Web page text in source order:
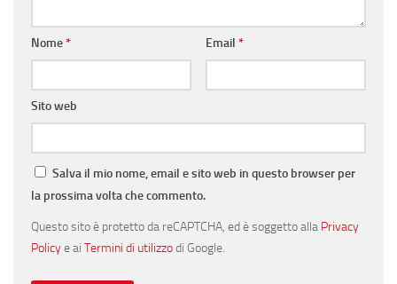
Nome* Email *
Sito web
Salva il mio nome, email e sito web in questo browser per
la prossima volta che commento.
Questo sito è protetto da reCAPTCHA, ed è soggetto alla Privacy
Policye ai Termini di utilizzodi Google.